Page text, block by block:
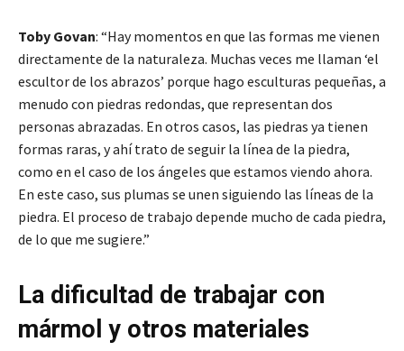
Toby Govan: “Hay momentos en que las formas me vienen
directamente de la naturaleza. Muchas veces me llaman ‘el
escultor de los abrazos’ porque hago esculturas pequeñas, a
menudo con piedras redondas, que representan dos
personas abrazadas. En otros casos, las piedras ya tienen
formas raras, y ahí trato de seguir la línea de la piedra,
como en el caso de los ángeles que estamos viendo ahora.
En este caso, sus plumas se unen siguiendo las líneas de la
piedra. El proceso de trabajo depende mucho de cada piedra,
de lo que me sugiere.”
La dificultad de trabajar con
mármol y otros materiales